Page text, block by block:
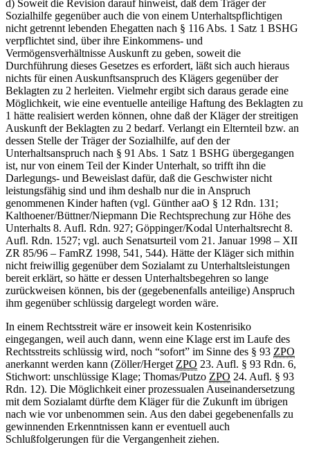
d) Soweit die Revision darauf hinweist, daß dem Träger der
Sozialhilfe gegenüber auch die von einem Unterhaltspflichtigen
nicht getrennt lebenden Ehegatten nach § 116 Abs. 1 Satz 1 BSHG
verpflichtet sind, über ihre Einkommens- und
Vermögensverhältnisse Auskunft zu geben, soweit die
Durchführung dieses Gesetzes es erfordert, läßt sich auch hieraus
nichts für einen Auskunftsanspruch des Klägers gegenüber der
Beklagten zu 2 herleiten. Vielmehr ergibt sich daraus gerade eine
Möglichkeit, wie eine eventuelle anteilige Haftung des Beklagten zu
1 hätte realisiert werden können, ohne daß der Kläger der streitigen
Auskunft der Beklagten zu 2 bedarf. Verlangt ein Elternteil bzw. an
dessen Stelle der Träger der Sozialhilfe, auf den der
Unterhaltsanspruch nach § 91 Abs. 1 Satz 1 BSHG übergegangen
ist, nur von einem Teil der Kinder Unterhalt, so trifft ihn die
Darlegungs- und Beweislast dafür, daß die Geschwister nicht
leistungsfähig sind und ihm deshalb nur die in Anspruch
genommenen Kinder haften (vgl. Günther aaO § 12 Rdn. 131;
Kalthoener/Büttner/Niepmann Die Rechtsprechung zur Höhe des
Unterhalts 8. Aufl. Rdn. 927; Göppinger/Kodal Unterhaltsrecht 8.
Aufl. Rdn. 1527; vgl. auch Senatsurteil vom 21. Januar 1998 – XII
ZR 85/96 – FamRZ 1998, 541, 544). Hätte der Kläger sich mithin
nicht freiwillig gegenüber dem Sozialamt zu Unterhaltsleistungen
bereit erklärt, so hätte er dessen Unterhaltsbegehren so lange
zurückweisen können, bis der (gegebenenfalls anteilige) Anspruch
ihm gegenüber schlüssig dargelegt worden wäre.
In einem Rechtsstreit wäre er insoweit kein Kostenrisiko
eingegangen, weil auch dann, wenn eine Klage erst im Laufe des
Rechtsstreits schlüssig wird, noch “sofort” im Sinne des § 93 ZPO
anerkannt werden kann (Zöller/HergetZPO 23. Aufl. § 93 Rdn. 6,
Stichwort: unschlüssige Klage; Thomas/Putzo ZPO 24. Aufl. § 93
Rdn. 12). Die Möglichkeit einer prozessualen Auseinandersetzung
mit dem Sozialamt dürfte dem Kläger für die Zukunft im übrigen
nach wie vor unbenommen sein. Aus den dabei gegebenenfalls zu
gewinnenden Erkenntnissen kann er eventuell auch
Schlußfolgerungen für die Vergangenheit ziehen.